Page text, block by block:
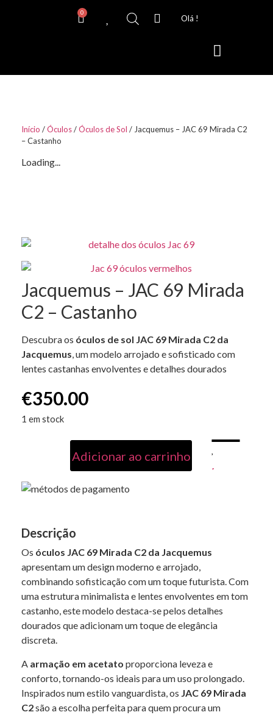
0
Olá !
Início /Óculos/Óculos de Sol / Jacquemus – JAC 69 Mirada C2
– Castanho
Loading...
Jacquemus – JAC 69 Mirada
C2 – Castanho
Descubra os óculos de sol JAC 69 Mirada C2 da
Jacquemus , um modelo arrojado e sofisticado com
lentes castanhas envolventes e detalhes dourados
€350.00
1 em stock
Adicionar ao carrinho
Descrição
Os óculos JAC 69 Mirada C2 da Jacquemus
apresentam um design moderno e arrojado,
combinando sofisticação com um toque futurista. Com
uma estrutura minimalista e lentes envolventes em tom
castanho, este modelo destaca-se pelos detalhes
dourados que adicionam um toque de elegância
discreta.
A armação em acetato proporciona leveza e
conforto, tornando-os ideais para um uso prolongado.
Inspirados num estilo vanguardista, os JAC 69 Mirada
C2são a escolha perfeita para quem procura um